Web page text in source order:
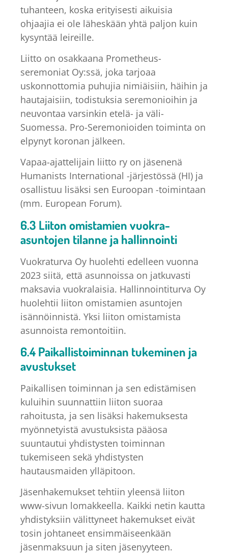
tuhanteen, koska erityisesti aikuisia
ohjaajia ei ole läheskään yhtä paljon kuin
kysyntää leireille.
Liitto on osakkaana Prometheus-
seremoniat Oy:ssä, joka tarjoaa
uskonnottomia puhujia nimiäisiin, häihin ja
hautajaisiin, todistuksia seremonioihin ja
neuvontaa varsinkin etelä- ja väli-
Suomessa. Pro-Seremonioiden toiminta on
elpynyt koronan jälkeen.
Vapaa-ajattelijain liitto ry on jäsenenä
Humanists International -järjestössä (HI) ja
osallistuu lisäksi sen Euroopan -toimintaan
(mm. European Forum).
6.3 Liiton omistamien vuokra-
asuntojen tilanne ja hallinnointi
Vuokraturva Oy huolehti edelleen vuonna
2023 siitä, että asunnoissa on jatkuvasti
maksavia vuokralaisia. Hallinnointiturva Oy
huolehtii liiton omistamien asuntojen
isännöinnistä. Yksi liiton omistamista
asunnoista remontoitiin.
6.4 Paikallistoiminnan tukeminen ja
avustukset
Paikallisen toiminnan ja sen edistämisen
kuluihin suunnattiin liiton suoraa
rahoitusta, ja sen lisäksi hakemuksesta
myönnetyistä avustuksista pääosa
suuntautui yhdistysten toiminnan
tukemiseen sekä yhdistysten
hautausmaiden ylläpitoon.
Jäsenhakemukset tehtiin yleensä liiton
www-sivun lomakkeella. Kaikki netin kautta
yhdistyksiin välittyneet hakemukset eivät
tosin johtaneet ensimmäiseenkään
jäsenmaksuun ja siten jäsenyyteen.